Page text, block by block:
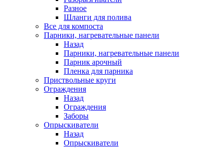
Разное
Шланги для полива
Все для компоста
Парники, нагревательные панели
Назад
Парники, нагревательные панели
Парник арочный
Пленка для парника
Приствольные круги
Ограждения
Назад
Ограждения
Заборы
Опрыскиватели
Назад
Опрыскиватели